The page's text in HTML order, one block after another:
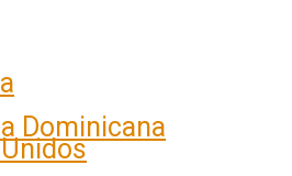
Dominicana